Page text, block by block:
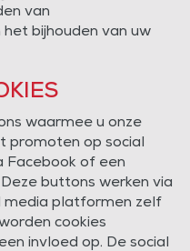
van
bijhouden van uw
waarmee u onze
promoten op social
Facebook of een
buttons werken via
media platformen zelf
cookies
invloed op. De social